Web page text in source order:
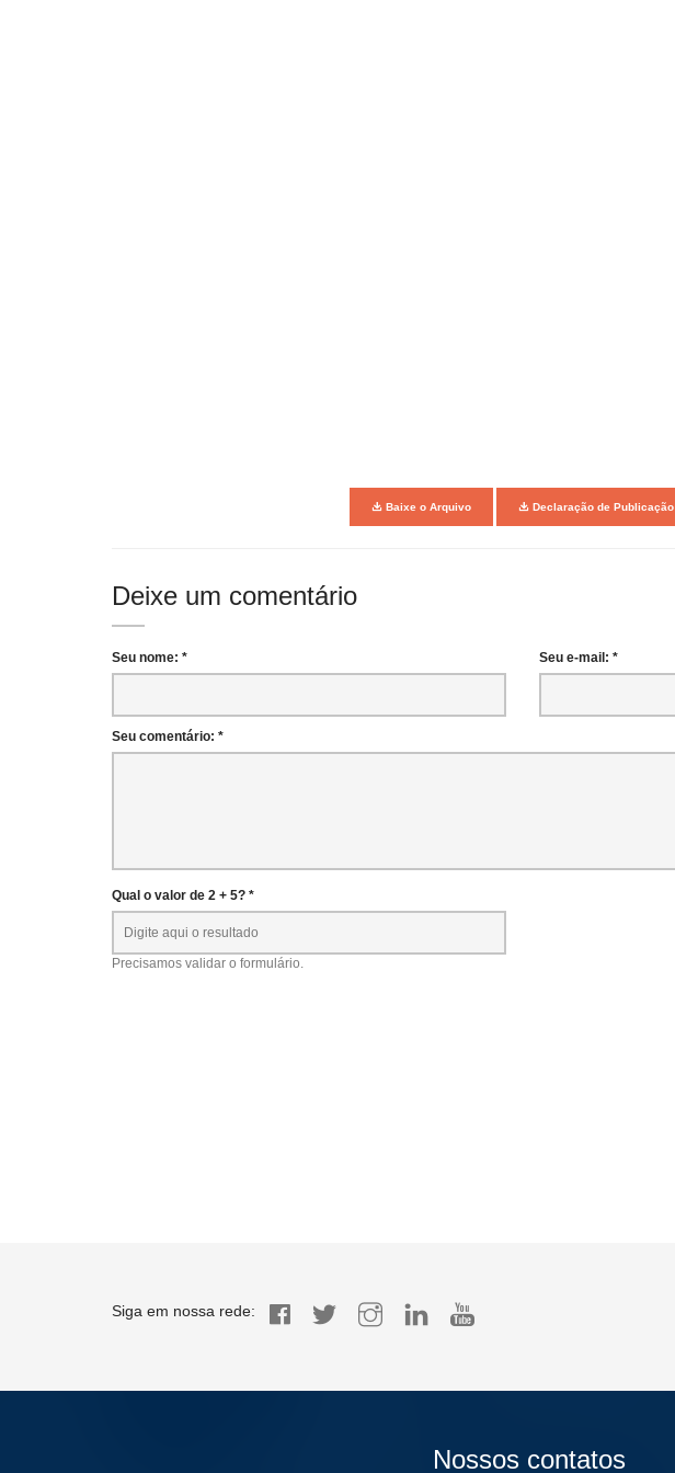
Baixe o Arquivo Declaração de Publicação
Deixe um comentário
Seu nome: * Seu e-mail: *
Seu comentário: *
Qual o valor de 2 + 5? *
Precisamos validar o formulário.
Siga em nossa rede:
Nossos contatos